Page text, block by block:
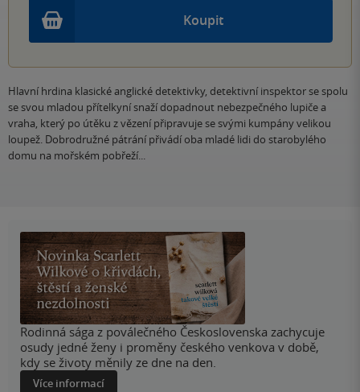
Koupit
Hlavní hrdina klasické anglické detektivky, detektivní inspektor se spolu
se svou mladou přítelkyní snaží dopadnout nebezpečného lupiče a
vraha, který po útěku z vězení připravuje se svými kumpány velikou
loupež. Dobrodružné pátrání přivádí oba mladé lidi do starobylého
domu na mořském pobřeží...
Rodinná sága z poválečného Československa zachycuje
osudy jedné ženy i proměny českého venkova v době,
kdy se životy měnily ze dne na den.
Více informací